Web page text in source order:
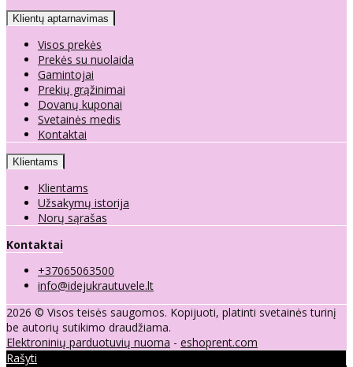
Klientų aptarnavimas
Visos prekės
Prekės su nuolaida
Gamintojai
Prekių grąžinimai
Dovanų kuponai
Svetainės medis
Kontaktai
Klientams
Klientams
Užsakymų istorija
Norų sąrašas
Kontaktai
+37065063500
info@idejukrautuvele.lt
2026 © Visos teisės saugomos. Kopijuoti, platinti svetainės turinį
be autorių sutikimo draudžiama.
Elektroninių parduotuvių nuoma - eshoprent.com
Rašyti